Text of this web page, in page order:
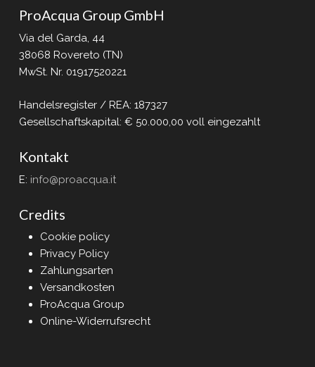
ProAcqua Group GmbH
Via del Garda, 44
38068 Rovereto (TN)
MwSt. Nr. 01917520221
Handelsregister / REA: 187327
Gesellschaftskapital: € 50.000,00 voll eingezahlt
Kontakt
E: info@proacqua.it
Credits
Cookie policy
Privacy Policy
Zahlungsarten
Versandkosten
ProAcqua Group
Online-Widerrufsrecht